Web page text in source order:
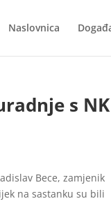
Naslovnica
s NK
Bece, zamjenik
na sastanku su bili